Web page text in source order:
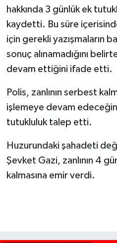
hakkında 3 günlük ek
kaydetti. Bu süre
için gerekli yazışmaların
sonuç alınamadığını
devam ettiğini ifade etti.
Polis, zanlının serbest
işlemeye devam
tutukluluk talep etti.
Huzurundaki şahadeti
Şevket Gazi, zanlının 4
kalmasına emir verdi.